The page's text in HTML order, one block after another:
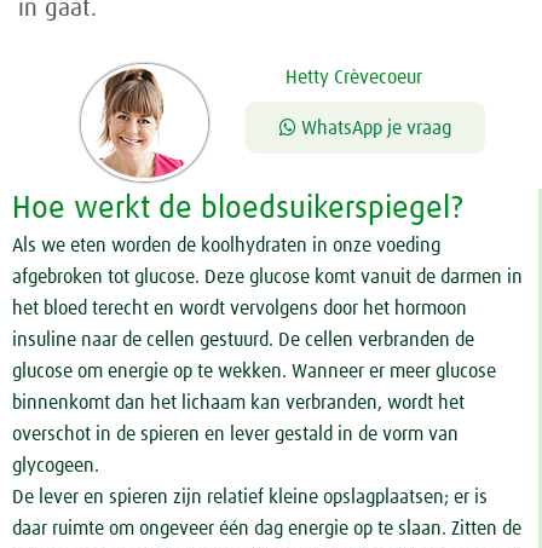
in gaat.
Hetty Crèvecoeur
WhatsApp je vraag
Hoe werkt de bloedsuikerspiegel?
Als we eten worden de koolhydraten in onze voeding
afgebroken tot glucose. Deze glucose komt vanuit de darmen in
het bloed terecht en wordt vervolgens door het hormoon
insuline naar de cellen gestuurd. De cellen verbranden de
glucose om energie op te wekken. Wanneer er meer glucose
binnenkomt dan het lichaam kan verbranden, wordt het
overschot in de spieren en lever gestald in de vorm van
glycogeen.
De lever en spieren zijn relatief kleine opslagplaatsen; er is
daar ruimte om ongeveer één dag energie op te slaan. Zitten de